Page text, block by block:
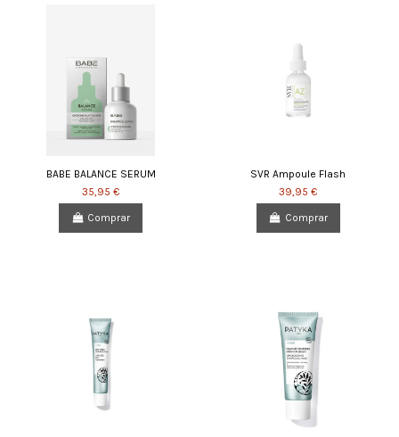
BABE BALANCE SERUM
35,95 €
Comprar
SVR Ampoule Flash
39,95 €
Comprar